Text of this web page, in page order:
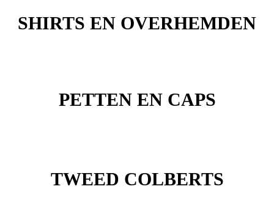
SHIRTS EN OVERHEMDEN
PETTEN EN CAPS
TWEED COLBERTS